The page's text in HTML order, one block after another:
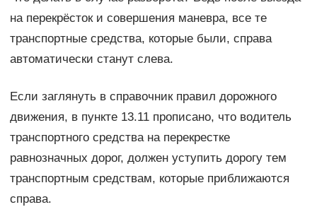
на перекрёсток и совершения маневра, все те
транспортные средства, которые были, справа
автоматически станут слева.
Если заглянуть в справочник правил дорожного
движения, в пункте 13.11 прописано, что водитель
транспортного средства на перекрестке
равнозначных дорог, должен уступить дорогу тем
транспортным средствам, которые приближаются
справа.